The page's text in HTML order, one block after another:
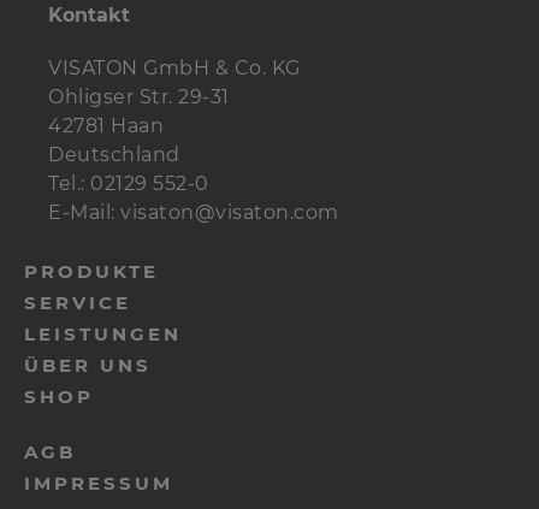
Spezial-
Holzschrauben
5 x 30 mm
Holzschrauben
Bespannstoff
Kabel
Kontakt
VISATON GmbH & Co. KG
Ohligser Str. 29-31
42781 Haan
Deutschland
Tel.: 02129 552-0
E-Mail: visaton@visaton.com
PRODUKTE
SERVICE
LEISTUNGEN
ÜBER UNS
SHOP
AGB
IMPRESSUM